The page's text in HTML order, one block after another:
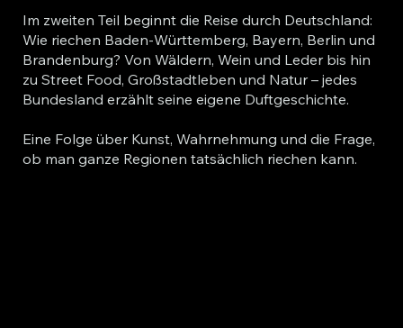
Im zweiten Teil beginnt die Reise durch Deutschland:
Wie riechen Baden-Württemberg, Bayern, Berlin und
Brandenburg? Von Wäldern, Wein und Leder bis hin
zu Street Food, Großstadtleben und Natur – jedes
Bundesland erzählt seine eigene Duftgeschichte.
Eine Folge über Kunst, Wahrnehmung und die Frage,
ob man ganze Regionen tatsächlich riechen kann.